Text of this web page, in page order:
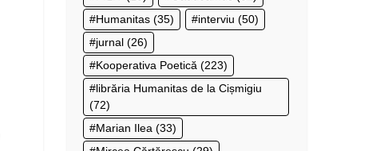
Humanitas (35) interviu (50)
jurnal (26)
Kooperativa Poetică (223)
librăria Humanitas de la Cișmigiu
(72)
Marian Ilea (33)